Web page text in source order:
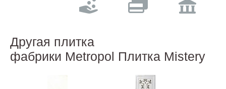
Другая плитка
фабрики Metropol Плитка Mistery